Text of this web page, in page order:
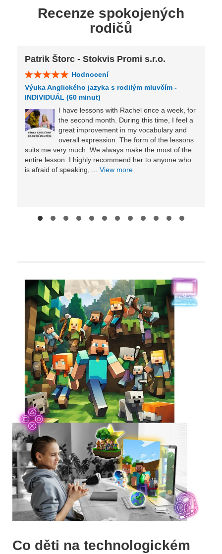
Recenze spokojených
rodičů
Patrik Štorc - Stokvis Promi s.r.o.
Hodnocení
Výuka Anglického jazyka s rodilým mluvčím -
INDIVIDUÁL (60 minut)
I have lessons with Rachel once a week, for
the second month. During this time, I feel a
great improvement in my vocabulary and
overall expression. The form of the lessons
suits me very much. We always make the most of the
entire lesson. I highly recommend her to anyone who
is afraid of speaking, ... View more
Co děti na technologickém